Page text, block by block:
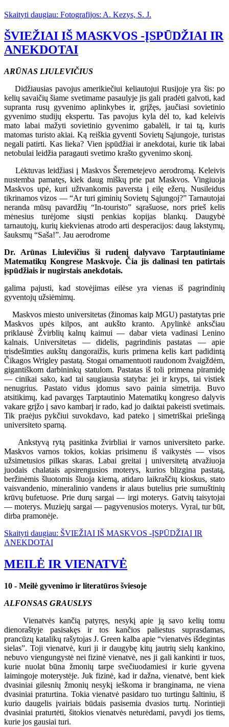
Skaityti daugiau: Fotografijos: A. Kezys, S. J.
ŠVIEŽIAI IŠ MASKVOS -ĮSPŪDŽIAI IR
ANEKDOTAI
ARŪNAS LIULEVIČIUS
Didžiausias pavojus amerikiečiui keliautojui Rusijoje yra šis: po
kelių savaičių šiame svetimame pasaulyje jis gali pradėti galvoti, kad
supranta rusų gyvenimo aplinkybes ir, grįžęs, jaučiasi sovietinio
gyvenimo studijų ekspertu. Tas pavojus kyla dėl to, kad keleivis
mato labai mažyti sovietinio gyvenimo gabalėli, ir tai tą, kuris
matomas turisto akiai. Ką reiškia gyventi Sovietų Sąjungoje, turistas
negali patirti. Kas lieka? Vien įspūdžiai ir anekdotai, kurie tik labai
netobulai leidžia paragauti svetimo krašto gyvenimo skonį.
Lėktuvas leidžiasi į Maskvos Šeremetejevo aerodromą. Keleivis
nustemba pamatęs, kiek daug miškų prie pat Maskvos. Vingiuoja
Maskvos upė, kuri užtvankomis paversta į eilę ežerų. Nusileidus
tikrinamos vizos — “Ar turi giminių Sovietų Sąjungoj?” Tarnautojai
neranda mūsų pavardžių “In-touristo” sąrašuose, nors prieš kelis
mėnesius turėjome siųsti penkias kopijas blankų. Daugybė
tarnautojų, kurių kiekvienas atrodo arti desperacijos: daug lakstymų,
šauksmų “Saša!”. Jau aerodrome
Dr. Arūnas Liulevičius ši rudenį dalyvavo Tarptautiniame
Matematikų Kongrese Maskvoje. Čia jis dalinasi ten patirtais
įspūdžiais ir nugirstais anekdotais.
galima pajusti, kad stovėjimas eilėse yra vienas iš pagrindinių
gyventojų užsiėmimų.
Maskvos miesto universitetas (žinomas kaip MGU) pastatytas prie
Maskvos upės kilpos, ant aukšto kranto. Apylinkė anksčiau
priklausė Žvirblių kalnų kaimui — dabar vieta vadinasi Lenino
kalnais. Universitetas — didelis, pagrindinis pastatas — apie
trisdešimties aukštų dangoraižis, kuris primena kelis kart padidintą
Čikagos Wrigley pastatą. Stogai ornamentuoti raudonom žvaigždėm,
gigantiškom darbininkų statulom. Pastatas iš toli primena piramidę
— cinikai sako, kad tai saugiausia statyba: jei ir kryps, tai vistiek
nenugrius. Pastato vidus įdomus savo painia simetrija. Buvo
atsitikimų, kad pavargęs Tarptautinio Matematikų kongreso dalyvis
vakare grįžo į savo kambarį ir rado, kad jo daiktai pakeisti svetimais.
Tik praėjus pykčiui suvokdavo, kad pateko į simetriškai priešingą
universiteto sparną.
Ankstyvą rytą pasitinka žvirbliai ir varnos universiteto parke.
Maskvos varnos tokios, kokias prisimenu iš vaikystės — visos
užsimetusios pilkas skaras. Labai greitai į universitetą atvažiuoja
juodais chalatais apsirengusios moterys, kurios blizgina pastatą,
beržinėmis šluotomis šluoja kiemą, atidaro laikraščių kioskus, stato
vaisvandenio, mineralinio vandens ir alaus butelius prie sumuštinių
krūvų bufetuose. Prie durų sargai — irgi moterys. Gatvių taisytojai
— moterys. Muziejų sargai — pagyvenusios moterys. Vyrai, tur būt,
dirba pramonėje.
Skaityti daugiau: ŠVIEŽIAI IŠ MASKVOS -ĮSPŪDŽIAI IR
ANEKDOTAI
MEILĖ IR VIENATVĖ
10 - Meilė gyvenimo ir literatūros šviesoje
ALFONSAS GRAUSLYS
Vienatvės kančią patyręs, nesykį apie ją savo kelių tomu
dienoraštyje pasisakęs ir tos kančios paliestus suprasdamas,
prancūzų katalikų rašytojas J. Green kalba apie “vienatvės išdegintas
sielas”. Toji vienatvė, kuri ji ir daugybę kitų jautrių sielų kankino,
nebuvo viengungystė nei fizinė vienatvė, nes ji gali kankinti ir tuos,
kurie nuolat būna žmonių tarpe svečiuodamiesi ir kurie gyvena
laimingoje moterystėje. Juk fizinė, kad ir dažna, vienatvė, bent kiek
dvasiniai gilesnių žmonių nesykį ieškoma ir branginama, ne viena
dvasiniai praturtina. Tokia vienatvė pasidaro tuo turtingu šaltiniu, iš
kurio daugelis įvairiais būdais pasisemia dvasios turtų. Norintieji
dvasiniai praturtėti, šitokios vienatvės neturėdami, pavydi jos tiems,
kurie jos gausiai turi.